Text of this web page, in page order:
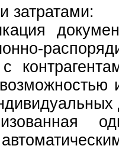
затратами: